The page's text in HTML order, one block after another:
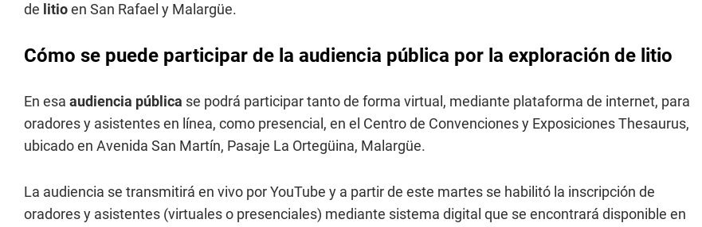
de litioen San Rafael y Malargüe.
Cómo se puede participar de la audiencia pública por la exploración de litio
En esa audiencia pública se podrá participar tanto de forma virtual, mediante plataforma de internet, para
oradores y asistentes en línea, como presencial, en el Centro de Convenciones y Exposiciones Thesaurus,
ubicado en Avenida San Martín, Pasaje La Ortegüina, Malargüe.
La audiencia se transmitirá en vivo por YouTube y a partir de este martes se habilitó la inscripción de
oradores y asistentes (virtuales o presenciales) mediante sistema digital que se encontrará disponible en